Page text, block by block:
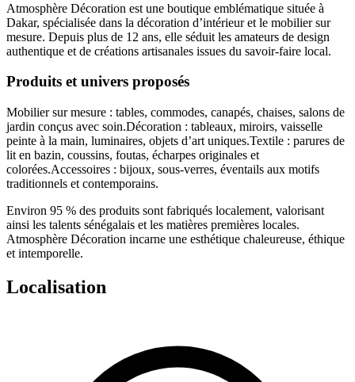
Atmosphère Décoration est une boutique emblématique située à
Dakar, spécialisée dans la décoration d’intérieur et le mobilier sur
mesure. Depuis plus de 12 ans, elle séduit les amateurs de design
authentique et de créations artisanales issues du savoir-faire local.
Produits et univers proposés
Mobilier sur mesure : tables, commodes, canapés, chaises, salons de
jardin conçus avec soin.Décoration : tableaux, miroirs, vaisselle
peinte à la main, luminaires, objets d’art uniques.Textile : parures de
lit en bazin, coussins, foutas, écharpes originales et
colorées.Accessoires : bijoux, sous-verres, éventails aux motifs
traditionnels et contemporains.
Environ 95 % des produits sont fabriqués localement, valorisant
ainsi les talents sénégalais et les matières premières locales.
Atmosphère Décoration incarne une esthétique chaleureuse, éthique
et intemporelle.
Localisation